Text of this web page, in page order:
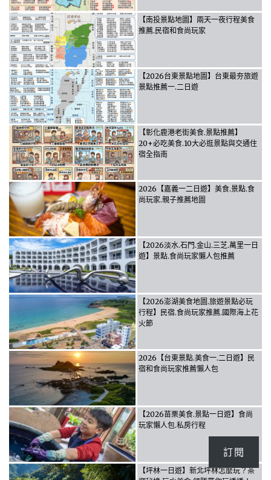
【南投景點地圖】兩天一夜行程美食
推薦.民宿和食尚玩家
【2026台東景點地圖】台東最夯旅遊
景點推薦一.二日遊
【彰化鹿港老街美食.景點推薦】
20+必吃美食.10大必逛景點與交通住
宿全指南
2026【嘉義一二日遊】美食.景點.食
尚玩家.親子推薦地圖
【2026淡水.石門.金山.三芝.萬里一日
遊】景點.食尚玩家懶人包推薦
【2026澎湖美食地圖.旅遊景點必玩
行程】民宿.食尚玩家推薦.國際海上花
火節
2026【台東景點.美食一.二日遊】民
宿和食尚玩家推薦懶人包
【2026苗栗美食.景點一日遊】食尚
玩家懶人包.私房行程
【坪林一日遊】新北坪林怎麼玩？茶
訂閱